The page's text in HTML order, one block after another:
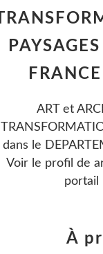
ART et
dans le
Voir le profil de
portail
À